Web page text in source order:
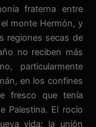
fraterna entre
monte Hermón, y
regiones secas de
no reciben más
particularmente
en los confines
fresco que tenía
Palestina. El rocío
vida: la unión